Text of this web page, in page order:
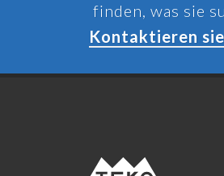
finden, was sie
Kontaktieren